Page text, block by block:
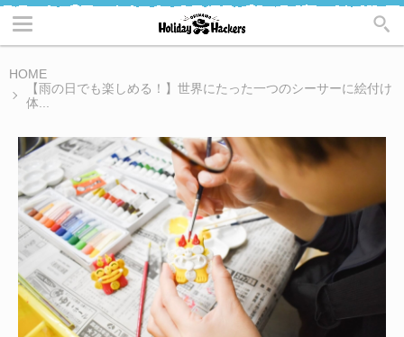
HOME
【雨の日でも楽しめる！】世界にたった一つのシーサーに絵付け
体...